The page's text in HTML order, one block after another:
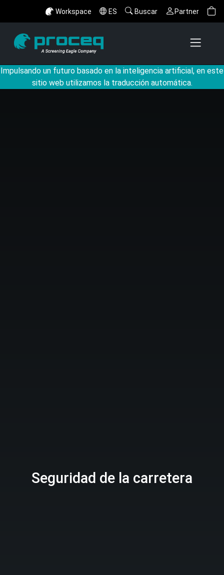
Workspace ES Buscar Partner
Impulsando un futuro basado en la inteligencia artificial, en este
sitio web utilizamos la traducción automática.
Seguridad de la carretera